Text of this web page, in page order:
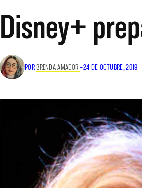
Disney+
POR BRENDA AMADOR–24 DE OCTUBRE, 2019